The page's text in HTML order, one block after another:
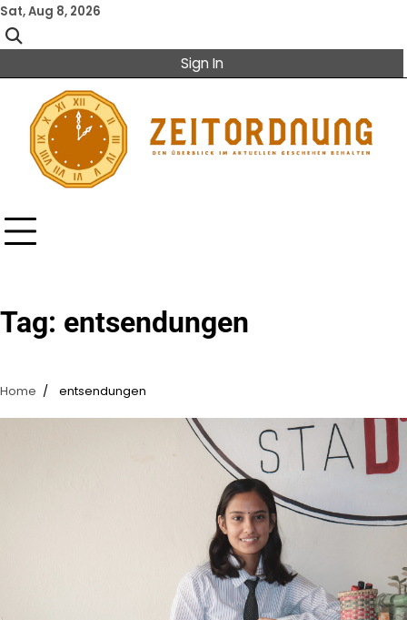
Skip
to
content
Sat, Aug 8, 2026
Sign In
Tag: entsendungen
Home entsendungen